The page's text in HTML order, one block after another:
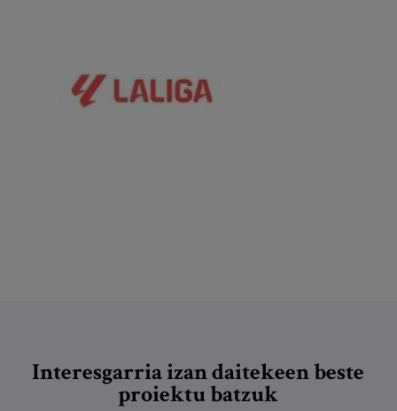
Interesgarria izan daitekeen beste
proiektu batzuk